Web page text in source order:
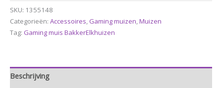
SKU: 1355148
Categorieën: Accessoires, Gaming muizen,Muizen
Tag: Gaming muis BakkerElkhuizen
Beschrijving